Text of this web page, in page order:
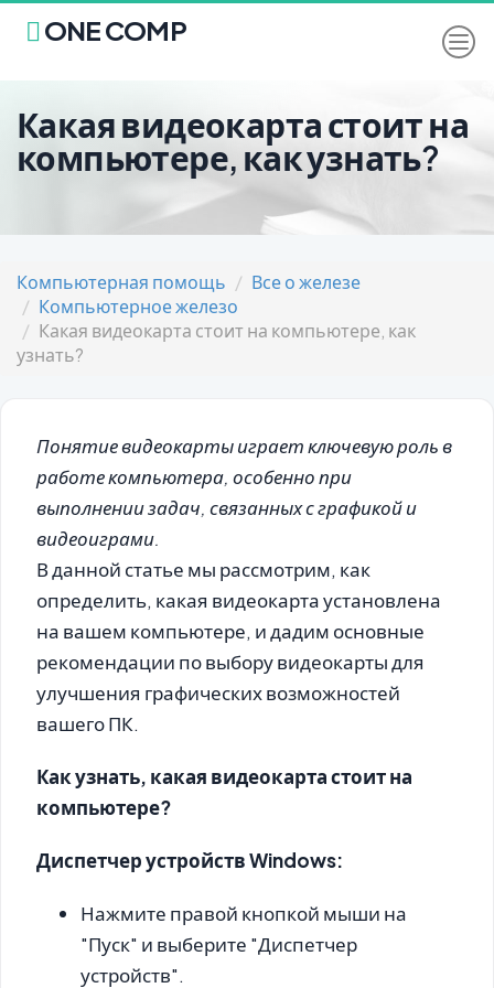
ONE COMP
Какая видеокарта стоит на
компьютере, как узнать?
Компьютерная помощь
Все о железе
Компьютерное железо
Какая видеокарта стоит на компьютере, как
узнать?
Понятие видеокарты играет ключевую роль в
работе компьютера, особенно при
выполнении задач, связанных с графикой и
видеоиграми.
В данной статье мы рассмотрим, как
определить, какая видеокарта установлена
на вашем компьютере, и дадим основные
рекомендации по выбору видеокарты для
улучшения графических возможностей
вашего ПК.
Как узнать, какая видеокарта стоит на
компьютере?
Диспетчер устройств Windows:
Нажмите правой кнопкой мыши на
"Пуск" и выберите "Диспетчер
устройств".